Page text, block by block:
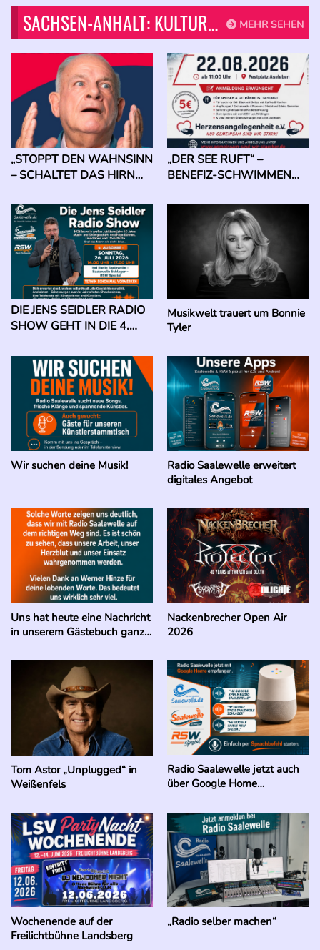
MEHR SEHEN
SACHSEN-ANHALT: KULTUR-KONZERTS-EVENTS
„STOPPT DEN WAHNSINN
– SCHALTET DAS HIRN
„DER SEE RUFT“ –
BENEFIZ-SCHWIMMEN
SCHWERKRANKER
DIE JENS SEIDLER RADIO
SHOW GEHT IN DIE 4.
Musikwelt trauert um Bonnie
Tyler
Wir suchen deine Musik!
Radio Saalewelle erweitert
digitales Angebot
Uns hat heute eine Nachricht
in unserem Gästebuch ganz
Nackenbrecher Open Air
2026
Tom Astor „Unplugged“ in
Weißenfels
Radio Saalewelle jetzt auch
über Google Home
Wochenende auf der
Freilichtbühne Landsberg
„Radio selber machen“